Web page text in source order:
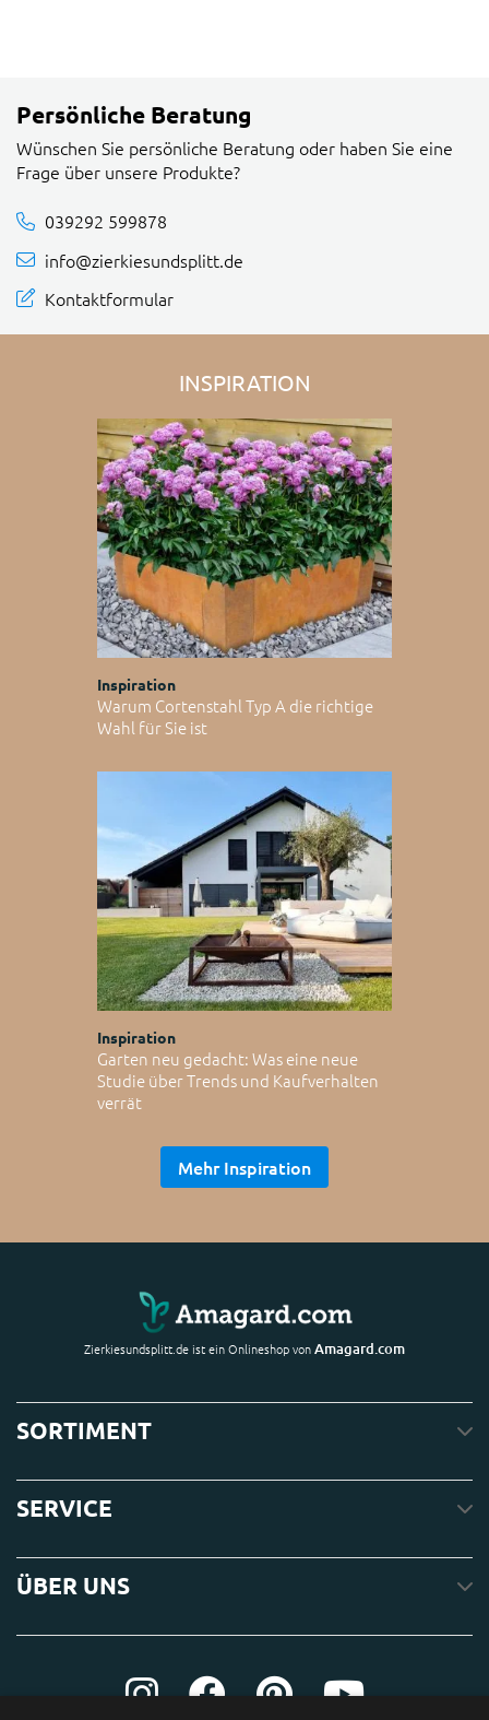
Persönliche Beratung
Wünschen Sie persönliche Beratung oder haben Sie eine
Frage über unsere Produkte?
039292 599878
info@zierkiesundsplitt.de
Kontaktformular
INSPIRATION
Inspiration
Warum Cortenstahl Typ A die richtige
Wahl für Sie ist
Inspiration
Garten neu gedacht: Was eine neue
Studie über Trends und Kaufverhalten
verrät
Mehr Inspiration
Zierkiesundsplitt.de ist ein Onlineshop vonAmagard.com
SORTIMENT
SERVICE
ÜBER UNS